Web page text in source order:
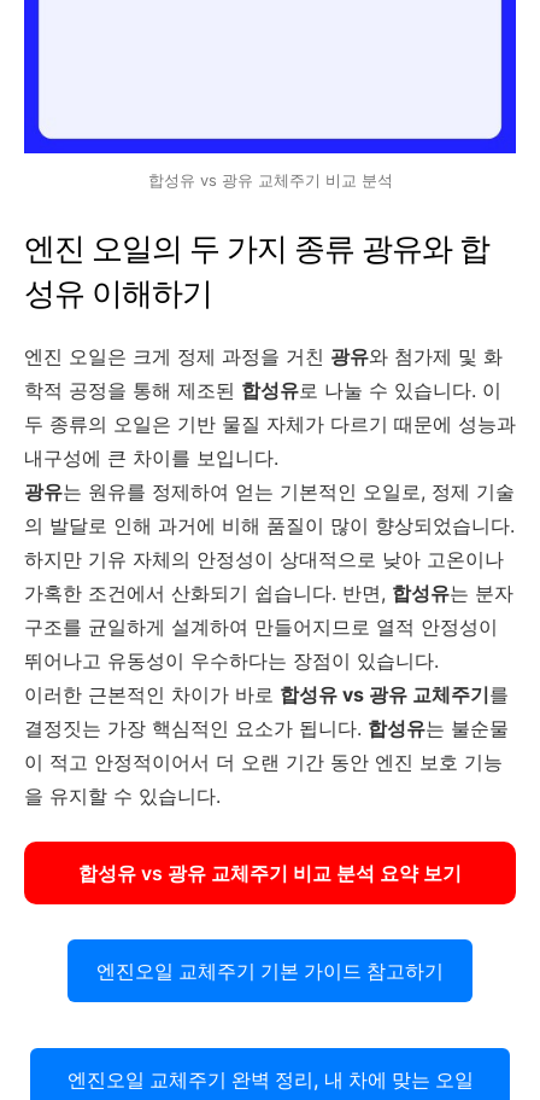
합성유 vs 광유 교체주기 비교 분석
엔진 오일의 두 가지 종류 광유와 합
성유 이해하기
엔진 오일은 크게 정제 과정을 거친 광유와 첨가제 및 화
학적 공정을 통해 제조된 합성유로 나눌 수 있습니다. 이
두 종류의 오일은 기반 물질 자체가 다르기 때문에 성능과
내구성에 큰 차이를 보입니다.
광유는 원유를 정제하여 얻는 기본적인 오일로, 정제 기술
의 발달로 인해 과거에 비해 품질이 많이 향상되었습니다.
하지만 기유 자체의 안정성이 상대적으로 낮아 고온이나
가혹한 조건에서 산화되기 쉽습니다. 반면, 합성유는 분자
구조를 균일하게 설계하여 만들어지므로 열적 안정성이
뛰어나고 유동성이 우수하다는 장점이 있습니다.
이러한 근본적인 차이가 바로 합성유 vs 광유 교체주기를
결정짓는 가장 핵심적인 요소가 됩니다. 합성유는 불순물
이 적고 안정적이어서 더 오랜 기간 동안 엔진 보호 기능
을 유지할 수 있습니다.
합성유 vs 광유 교체주기 비교 분석 요약 보기
엔진오일 교체주기 기본 가이드 참고하기
엔진오일 교체주기 완벽 정리, 내 차에 맞는 오일